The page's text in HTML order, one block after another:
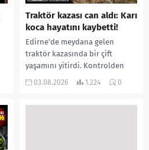
Traktör kazası can aldı: Karı
koca hayatını kaybetti!
Edirne’de meydana gelen
traktör kazasında bir çift
yaşamını yitirdi. Kontrolden
çıkarak devrilen traktörün
03.08.2026 1.224 0